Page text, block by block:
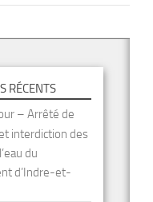
RÉCENTS
– Arrêté de
interdiction des
du
d’Indre-et-